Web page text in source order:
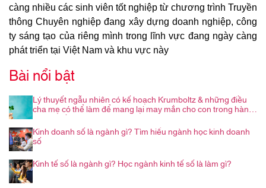
càng nhiều các sinh viên tốt nghiệp từ chương trình Truyền
thông Chuyên nghiệp đang xây dựng doanh nghiệp, công
ty sáng tạo của riêng mình trong lĩnh vực đang ngày càng
phát triển tại Việt Nam và khu vực này
Bài nổi bật
Lý thuyết ngẫu nhiên có kế hoạch Krumboltz & những điều
cha mẹ có thể làm để mang lại may mắn cho con trong hành
trình nghề nghiệp
Kinh doanh số là ngành gì? Tìm hiểu ngành học kinh doanh
số
Kinh tế số là ngành gì? Học ngành kinh tế số là làm gì?